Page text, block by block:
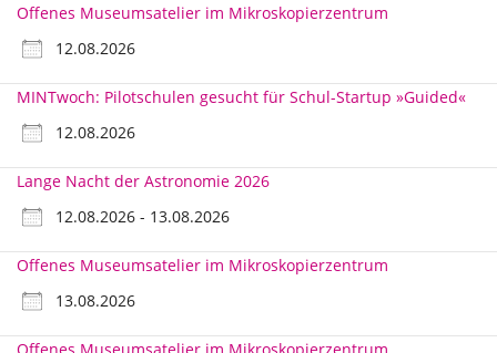
Offenes Museumsatelier im Mikroskopierzentrum
12.08.2026
MINTwoch: Pilotschulen gesucht für Schul-Startup »Guided«
12.08.2026
Lange Nacht der Astronomie 2026
12.08.2026 - 13.08.2026
Offenes Museumsatelier im Mikroskopierzentrum
13.08.2026
Offenes Museumsatelier im Mikroskopierzentrum